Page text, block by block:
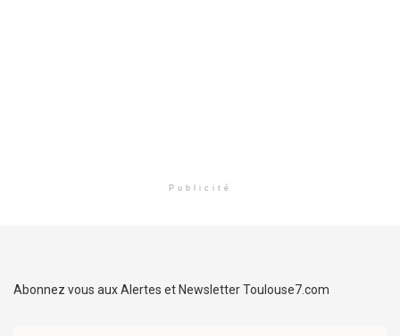
Publicité
Abonnez vous aux Alertes et Newsletter Toulouse7.com